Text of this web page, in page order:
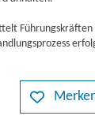
Führungskräften